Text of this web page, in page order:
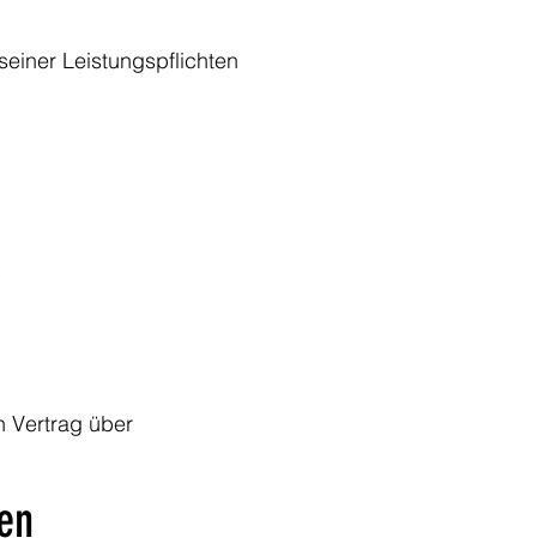
Leistungspflichten
Vertrag über